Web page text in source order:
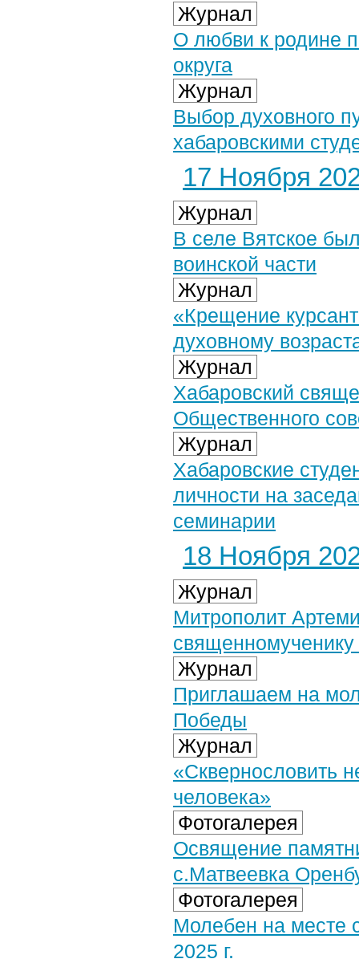
Журнал
О любви к родине
округа
Журнал
Выбор духовного
хабаровскими
17 Ноября
Журнал
В селе Вятское
воинской части
Журнал
«Крещение
духовному
Журнал
Хабаровский
Общественного
Журнал
Хабаровские
личности на
семинарии
18 Ноября
Журнал
Митрополит
Журнал
Приглашаем на
Победы
Журнал
«Сквернословить
человека»
Фотогалерея
Освящение
с.Матвеевка
Фотогалерея
Молебен на месте
2025 г.